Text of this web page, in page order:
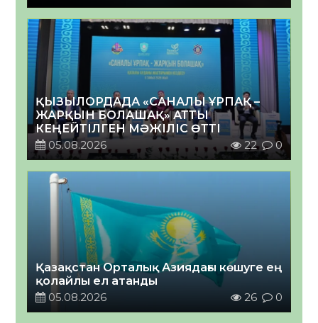
ҚЫЗЫЛОРДАДА «САНАЛЫ ҰРПАҚ –
ЖАРҚЫН БОЛАШАҚ» АТТЫ
КЕҢЕЙТІЛГЕН МӘЖІЛІС ӨТТІ
05.08.2026
22 0
Қазақстан Орталық Азиядағы көшуге ең
қолайлы ел атанды
05.08.2026
26 0